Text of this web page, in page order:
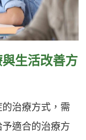
生活改善方
治療方式，需
適合的治療方